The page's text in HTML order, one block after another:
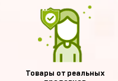
Товары от реальных